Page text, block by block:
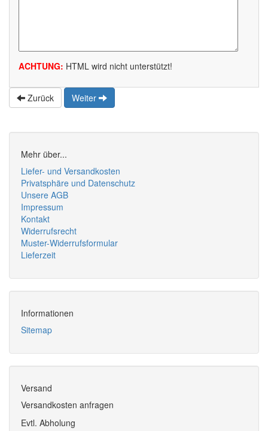
ACHTUNG: HTML wird nicht unterstützt!
Zurück Weiter
Mehr über...
Liefer- und Versandkosten
Privatsphäre und Datenschutz
Unsere AGB
Impressum
Kontakt
Widerrufsrecht
Muster-Widerrufsformular
Lieferzeit
Informationen
Sitemap
Versand
Versandkosten anfragen
Evtl. Abholung